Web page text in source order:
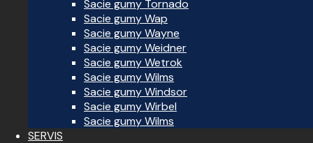
Sacie gumy Tornado
Sacie gumy Wap
Sacie gumy Wayne
Sacie gumy Weidner
Sacie gumy Wetrok
Sacie gumy Wilms
Sacie gumy Windsor
Sacie gumy Wirbel
Sacie gumy Wilms
SERVIS